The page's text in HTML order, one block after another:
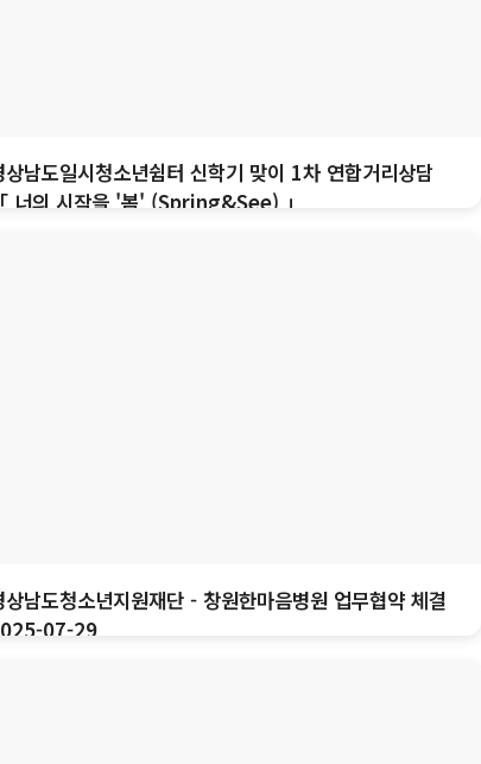
상남도일시청소년쉼터 신학기 맞이 1차 연합거리상담
「 너의 시작을 '봄' (Spring&See) 」
상남도청소년지원재단 - 창원한마음병원 업무협약 체결
07-29